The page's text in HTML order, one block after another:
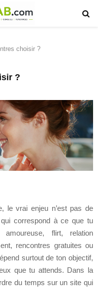
choisir ?
?
le vrai enjeu n’est pas de
correspond à ce que tu
flirt, relation
rencontres gratuites ou
surtout de ton objectif,
que tu attends. Dans la
du temps sur un site qui